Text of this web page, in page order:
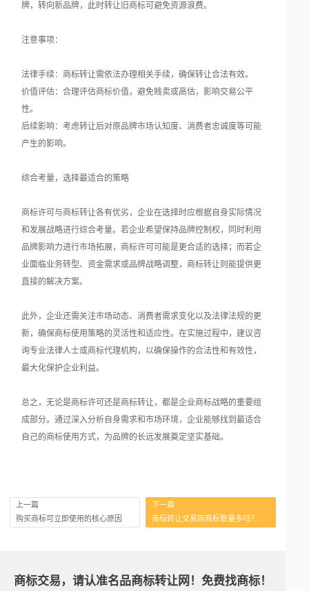
牌，转向新品牌，此时转让旧商标可避免资源浪费。
注意事项：
法律手续：商标转让需依法办理相关手续，确保转让合法有效。
价值评估：合理评估商标价值，避免贱卖或高估，影响交易公平
性。
后续影响：考虑转让后对原品牌市场认知度、消费者忠诚度等可能
产生的影响。
综合考量，选择最适合的策略
商标许可与商标转让各有优劣，企业在选择时应根据自身实际情况
和发展战略进行综合考量。若企业希望保持品牌控制权，同时利用
品牌影响力进行市场拓展，商标许可可能是更合适的选择；而若企
业面临业务转型、资金需求或品牌战略调整，商标转让则能提供更
直接的解决方案。
此外，企业还需关注市场动态、消费者需求变化以及法律法规的更
新，确保商标使用策略的灵活性和适应性。在实施过程中，建议咨
询专业法律人士或商标代理机构，以确保操作的合法性和有效性，
最大化保护企业利益。
总之，无论是商标许可还是商标转让，都是企业商标战略的重要组
成部分。通过深入分析自身需求和市场环境，企业能够找到最适合
自己的商标使用方式，为品牌的长远发展奠定坚实基础。
上一篇
购买商标可立即使用的核心原因
下一篇
商标交易，请认准名品商标转让网！免费找商标！